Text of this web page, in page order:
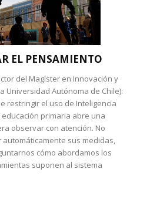
EL PENSAMIENTO
del Magíster en Innovación y
Universidad Autónoma de Chile):
restringir el uso de Inteligencia
primaria abre una
observar con atención. No
sus medidas,
cómo abordamos los
suponen al sistema